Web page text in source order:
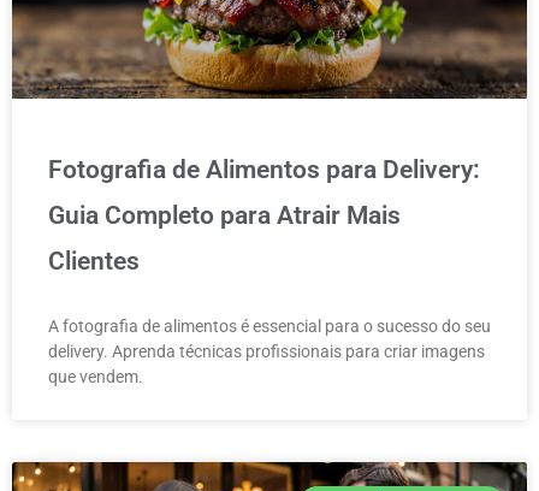
Fotografia de Alimentos para Delivery:
Guia Completo para Atrair Mais
Clientes
A fotografia de alimentos é essencial para o sucesso do seu
delivery. Aprenda técnicas profissionais para criar imagens
que vendem.